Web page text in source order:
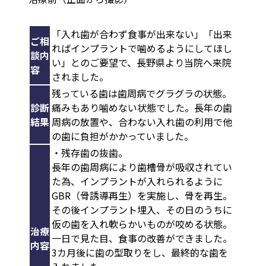
ご相
談内
容
「入れ歯が合わず食事が出来ない」「出来
ればインプラントで噛めるようにしてほし
い」とのご要望で、長野県より当院へ来院
されました。
診断
結果
残っている歯は歯周病でグラグラの状態。
痛みもあり噛めない状態でした。長年の歯
周病の放置や、合わない入れ歯の利用で他
の歯に負担がかかっていました。
治療
内容
・残存歯の抜歯。
長年の歯周病により歯槽骨が吸収されてい
た為、インプラントが入れられるように
GBR（骨誘導再生）を実施し、骨を再生。
その後インプラント埋入、その日のうちに
仮の歯を入れ軟らかいものが咬める状態。
一日で見た目、食事の改善ができました。
3カ月後に歯の型取りをし、最終的な歯を